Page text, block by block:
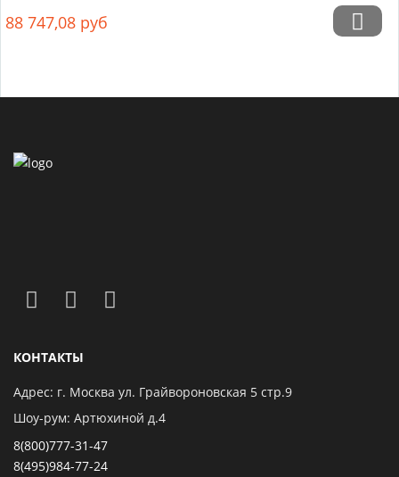
88 747,08 руб
КОНТАКТЫ
Адрес: г. Москва ул. Грайвороновская 5 стр.9
Шоу-рум: Артюхиной д.4
8(800)777-31-47
8(495)984-77-24